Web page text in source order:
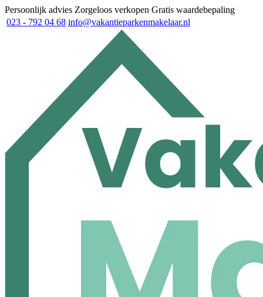
Persoonlijk advies Zorgeloos verkopen Gratis waardebepaling
023 - 792 04 68 info@vakantieparkenmakelaar.nl